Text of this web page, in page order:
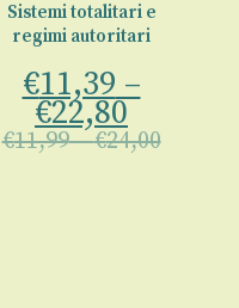
Sistemi totalitari e
regimi autoritari
€11,39 –
€22,80
€11,99–€24,00